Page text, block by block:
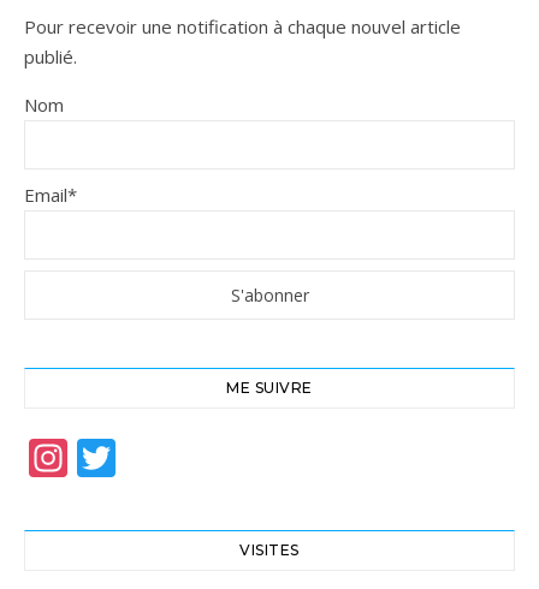
Pour recevoir une notification à chaque nouvel article
publié.
Nom
Email*
ME SUIVRE
Instagram
VISITES